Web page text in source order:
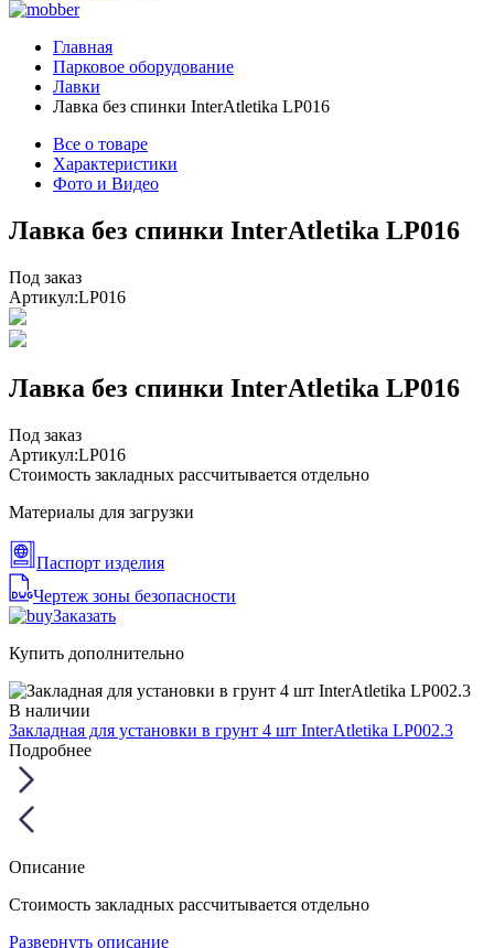
Главная
Парковое оборудование
Лавки
Лавка без спинки InterAtletika LP016
Все о товаре
Характеристики
Фото и Видео
Лавка без спинки InterAtletika LP016
Под заказ
Артикул:LP016
Лавка без спинки InterAtletika LP016
Под заказ
Артикул:LP016
Стоимость закладных рассчитывается отдельно
Материалы для загрузки
Паспорт изделия
Чертеж зоны безопасности
Заказать
Купить дополнительно
В наличии
Закладная для установки в грунт 4 шт InterAtletika LP002.3
Подробнее
Описание
Стоимость закладных рассчитывается отдельно
Развернуть описание